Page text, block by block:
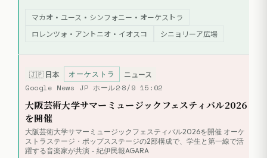
行う。指揮はロレンツォ・アントニオ・イオスコ。プログラムはドミ
ン・ラム、チマローザ、メンデルスゾーンの作品で構成され、入場は
マカオ・ユース・シンフォニー・オーケストラ
ロレンツォ・アントニオ・イオスコ
シニョリーア広場
🇯🇵 日本 オーケストラ ニュース
Google News JP ホール2 8/9 15:02
大阪芸術大学サマーミュージックフェスティバル2026
を開催
大阪芸術大学サマーミュージックフェスティバル2026を開催 オーケ
ストラステージ・ポップスステージの2部構成で、学生と第一線で活
躍する音楽家が共演 - 紀伊民報AGARA